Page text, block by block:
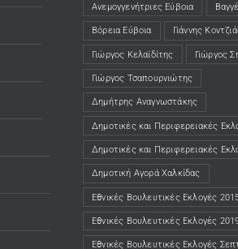
Ανεμογγενήτριες Εύβοια
Βόρεια Εύβοια Γιάννης
Γιώργος Κελαϊδίτης Γιώργος
Γιώργος Τσαπουρνιώτης
Δημήτρης Αναγνωστάκης
Δημοτικές και Περιφερειακές
Δημοτικές και Περιφερειακές
Δημοτική Αγορά Χαλκίδας
Εθνικές Βουλευτικές Εκλογές
Εθνικές Βουλευτικές Εκλογές
Εθνικές Βουλευτικές Εκλογές